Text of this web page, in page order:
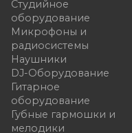
Студийное
оборудование
Микрофоны и
радиосистемы
Наушники
DJ-Оборудование
Гитарное
оборудование
Губные гармошки и
мелодики